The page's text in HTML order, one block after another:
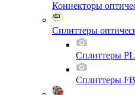
Коннекторы
Сплиттеры
Сплиттеры
Сплиттеры